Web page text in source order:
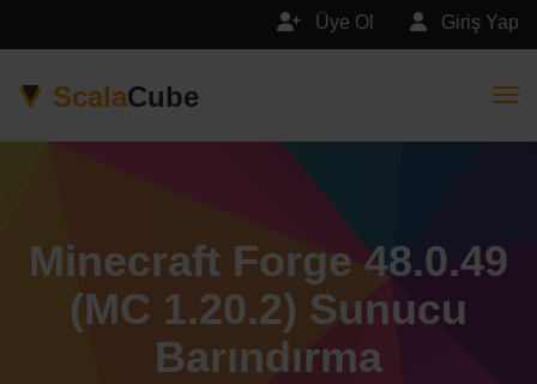
Giriş Yap
Üye Ol
ScalaCube
Minecraft Forge 48.0.49
(MC 1.20.2) Sunucu
Barındırma